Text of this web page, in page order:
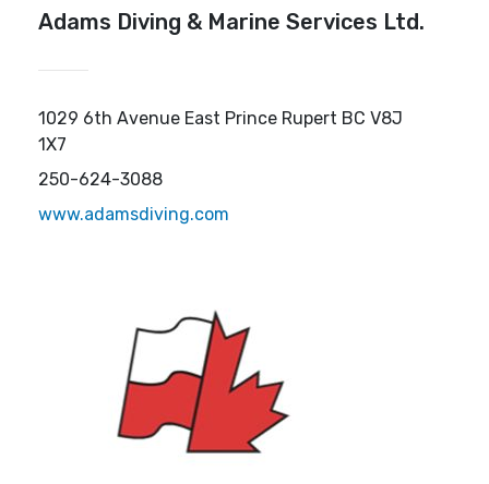
Adams Diving & Marine Services Ltd.
1029 6th Avenue East Prince Rupert BC V8J
1X7
250-624-3088
www.adamsdiving.com